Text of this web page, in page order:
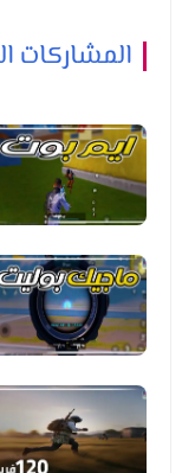
المشاركات